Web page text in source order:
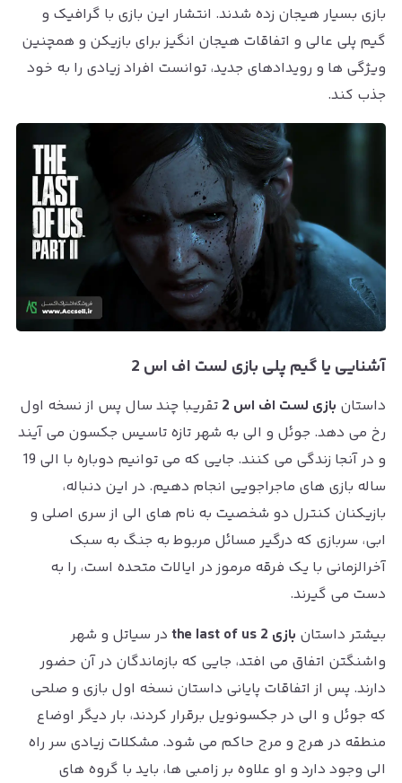
بازی بسیار هیجان زده شدند. انتشار این بازی با گرافیک و
گیم پلی عالی و اتفاقات هیجان انگیز برای بازیکن و همچنین
ویژگی ها و رویدادهای جدید، توانست افراد زیادی را به خود
جذب کند.
آشنایی یا گیم پلی بازی لست اف اس 2
داستان بازی لست اف اس 2
تقریبا چند سال پس از نسخه اول
رخ می دهد. جوئل و الی به شهر تازه تاسیس جکسون می آیند
و در آنجا زندگی می کنند. جایی که می توانیم دوباره با الی 19
ساله بازی های ماجراجویی انجام دهیم. در این دنباله،
بازیکنان کنترل دو شخصیت به نام های الی از سری اصلی و
ابی، سربازی که درگیر مسائل مربوط به جنگ به سبک
آخرالزمانی با یک فرقه مرموز در ایالات متحده است، را به
دست می گیرند.
بیشتر داستان بازی the last of us 2
در سیاتل و شهر
واشنگتن اتفاق می افتد، جایی که بازماندگان در آن حضور
دارند. پس از اتفاقات پایانی داستان نسخه اول بازی و صلحی
که جوئل و الی در جکسونویل برقرار کردند، بار دیگر اوضاع
منطقه در هرج و مرج حاکم می شود. مشکلات زیادی سر راه
الی وجود دارد و او علاوه بر زامبی ها، باید با گروه های